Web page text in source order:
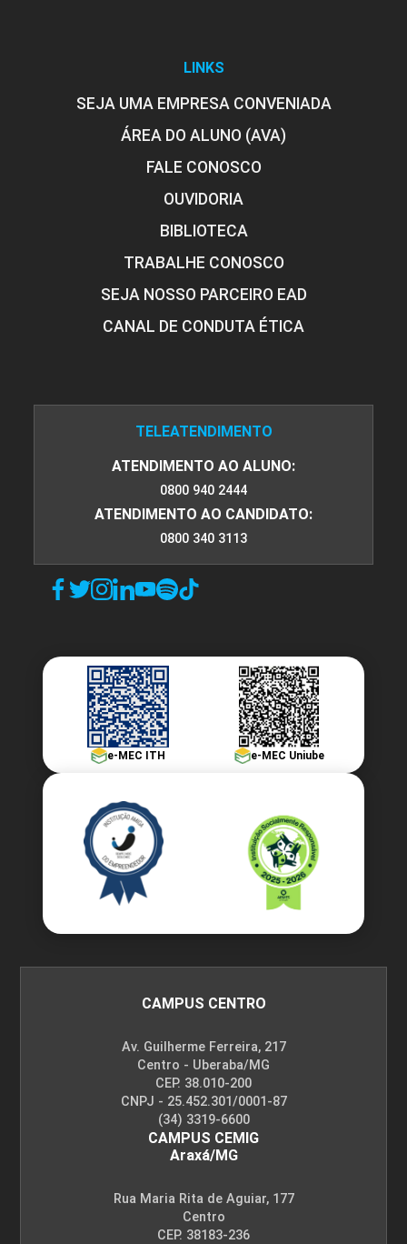
LINKS
SEJA UMA EMPRESA CONVENIADA
ÁREA DO ALUNO (AVA)
FALE CONOSCO
OUVIDORIA
BIBLIOTECA
TRABALHE CONOSCO
SEJA NOSSO PARCEIRO EAD
CANAL DE CONDUTA ÉTICA
TELEATENDIMENTO
ATENDIMENTO AO ALUNO:
0800 940 2444
ATENDIMENTO AO CANDIDATO:
0800 340 3113
e-MEC ITH e-MEC Uniube
CAMPUS CENTRO
Av. Guilherme Ferreira, 217
Centro - Uberaba/MG
CEP. 38.010-200
CNPJ - 25.452.301/0001-87
(34) 3319-6600
CAMPUS CEMIG
Araxá/MG
Rua Maria Rita de Aguiar, 177
Centro
CEP. 38183-236